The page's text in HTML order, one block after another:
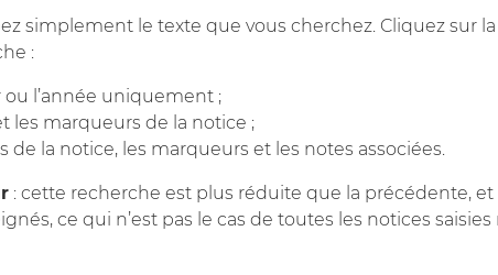
simplement le texte que vous cherchez. Cliquez sur
:
l’année uniquement ;
les marqueurs de la notice ;
de la notice, les marqueurs et les notes associées.
: cette recherche est plus réduite que la précédente,
ce qui n’est pas le cas de toutes les notices